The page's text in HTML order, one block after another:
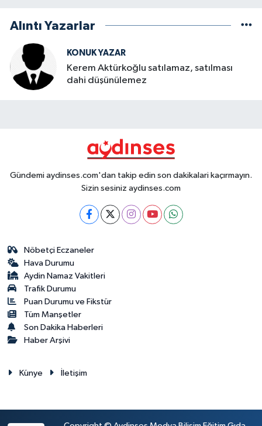
Alıntı Yazarlar
KONUK YAZAR
Kerem Aktürkoğlu satılamaz, satılması
dahi düşünülemez
Gündemi aydinses.com'dan takip edin son dakikalari kaçırmayın.
Sizin sesiniz aydinses.com
Nöbetçi Eczaneler
Hava Durumu
Aydin Namaz Vakitleri
Trafik Durumu
Puan Durumu ve Fikstür
Tüm Manşetler
Son Dakika Haberleri
Haber Arşivi
Künye İletişim